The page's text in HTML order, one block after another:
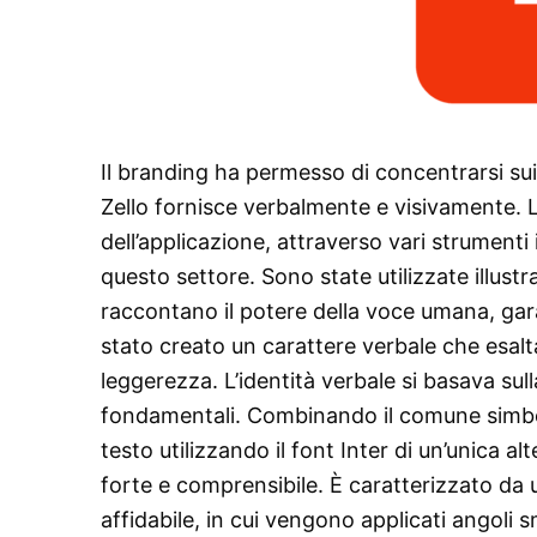
Il branding ha permesso di concentrarsi
Zello fornisce verbalmente e visivamente.
dell’applicazione, attraverso vari
questo settore. Sono state utilizzate
raccontano il potere della voce umana,
stato creato un carattere verbale che
leggerezza. L’identità verbale si basava
fondamentali. Combinando il comune
testo utilizzando il font Inter di un’unica
forte e comprensibile. È caratterizzato da
affidabile, in cui vengono applicati angoli